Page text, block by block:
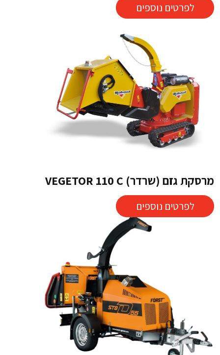
לפרטים נוספים
מרסקת גזם (שרדר) VEGETOR 110 C
לפרטים נוספים